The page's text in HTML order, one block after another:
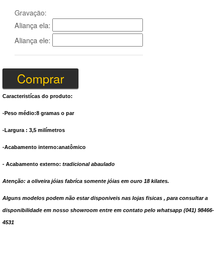
Gravação:
Aliança ela:
Aliança ele:
Caracteristícas do produto:
-Peso médio:8 gramas o par
-Largura : 3,5 milímetros
-Acabamento interno:anatômico
- Acabamento externo: tradicional abaulado
Atenção: a oliveira jóias fabríca somente jóias em ouro 18 kilates.
Alguns modelos podem não estar disponiveis nas lojas fisicas , para consultar a
disponibilidade em nosso showroom entre em contato pelo whatsapp (041) 98466-
4531